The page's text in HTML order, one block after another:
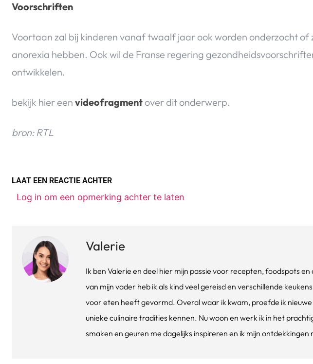
Voorschriften
Voortaan zal bij kinderen vanaf twaalf jaar ook worden onderzocht of
anorexia hebben. Ook wil de Franse regering
ontwikkelen.
bekijk hier een videofragment over dit onderwerp.
bron: RTL
LAAT EEN REACTIE ACHTER
Log in om een opmerking achter te laten
Valerie
Ik ben Valerie en deel hier mijn passie voor recepten, foodspots
van mijn vader heb ik als kind veel gereisd en verschillende
voor eten heeft gevormd. Overal waar ik kwam, proefde ik
unieke culinaire tradities kennen. Nu woon en werk ik in het
smaken en geuren me dagelijks inspireren en ik mijn ontdekkingen